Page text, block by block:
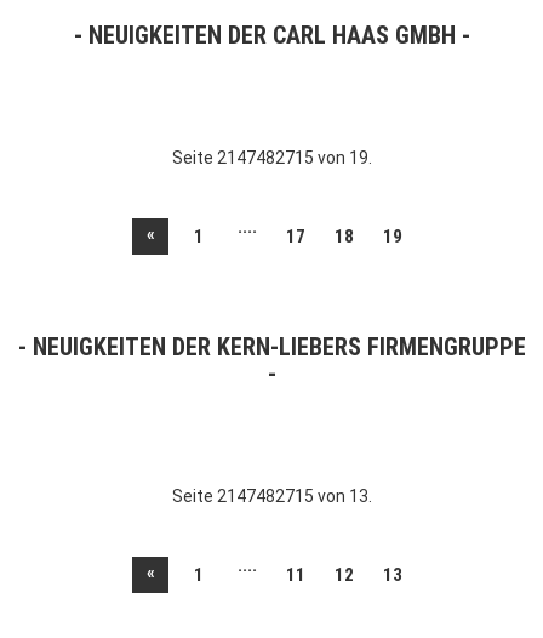
NEUIGKEITEN DER CARL HAAS GMBH
Seite 2147482715 von 19.
« 1 .... 17 18 19
NEUIGKEITEN DER KERN-LIEBERS FIRMENGRUPPE
Seite 2147482715 von 13.
« 1 .... 11 12 13